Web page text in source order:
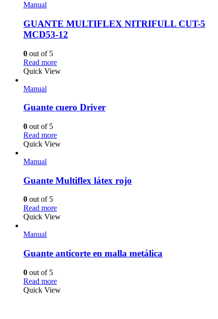
Manual
GUANTE MULTIFLEX NITRIFULL CUT-5
MCD53-12
0 out of 5
Read more
Quick View
Manual
Guante cuero Driver
0 out of 5
Read more
Quick View
Manual
Guante Multiflex látex rojo
0 out of 5
Read more
Quick View
Manual
Guante anticorte en malla metálica
0 out of 5
Read more
Quick View